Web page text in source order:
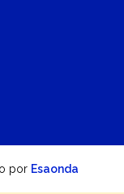
por Esaonda